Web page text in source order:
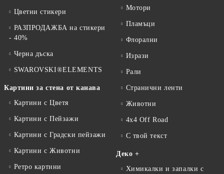
Цветни стикери
РАЗПРОДАЖБА на стикери
- 40%
Черна дъска
SWAROVSKI®ELEMENTS
Картини за стена от канава
Картини с Цветя
Картини с Пейзажи
Картини с Градски пейзажи
Картини с Животни
Ретро картини
Мотори
Пламъци
Флорални
Изрази
Рали
Странични ленти
Животни
4x4 Off Road
С твой текст
Деко +
Химикалки и запалки с